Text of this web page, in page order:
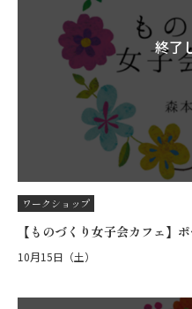
終了
ワークショップ
【ものづくり女子会カフェ】
10月15日（土）